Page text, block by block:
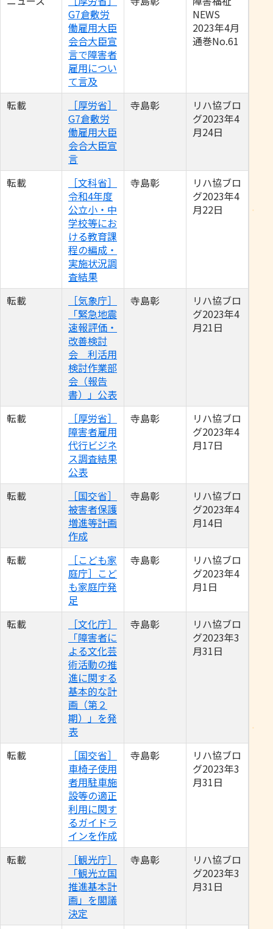
G7倉敷労
働雇用大臣
会合大臣宣
言で障害者
雇用につい
て言及
NEWS
2023年4月
通巻No.61
転載
［厚労省］
G7倉敷労
働雇用大臣
会合大臣宣
言
寺島彰
リハ協ブロ
グ2023年4
月24日
転載
［文科省］
令和4年度
公立小・中
学校等にお
ける教育課
程の編成・
実施状況調
査結果
寺島彰
リハ協ブロ
グ2023年4
月22日
転載
［気象庁］
「緊急地震
速報評価・
改善検討
会 利活用
検討作業部
会（報告
書）」公表
寺島彰
リハ協ブロ
グ2023年4
月21日
転載
［厚労省］
障害者雇用
代行ビジネ
ス調査結果
公表
寺島彰
リハ協ブロ
グ2023年4
月17日
転載
［国交省］
被害者保護
増進等計画
作成
寺島彰
リハ協ブロ
グ2023年4
月14日
転載
［こども家
庭庁］こど
も家庭庁発
足
寺島彰
リハ協ブロ
グ2023年4
月1日
転載
［文化庁］
「障害者に
よる文化芸
術活動の推
進に関する
基本的な計
画（第２
期）」を発
表
寺島彰
リハ協ブロ
グ2023年3
月31日
転載
［国交省］
車椅子使用
者用駐車施
設等の適正
利用に関す
るガイドラ
インを作成
寺島彰
リハ協ブロ
グ2023年3
月31日
転載
［観光庁］
「観光立国
推進基本計
画」を閣議
決定
寺島彰
リハ協ブロ
グ2023年3
月31日